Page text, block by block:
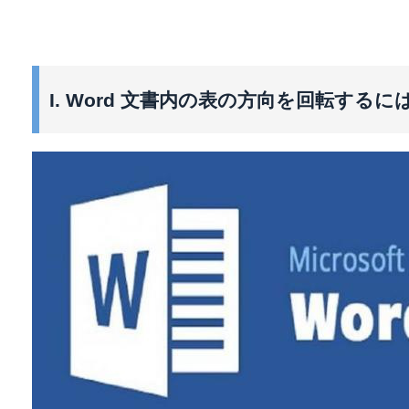
I. Word 文書内の表の方向を回転するに